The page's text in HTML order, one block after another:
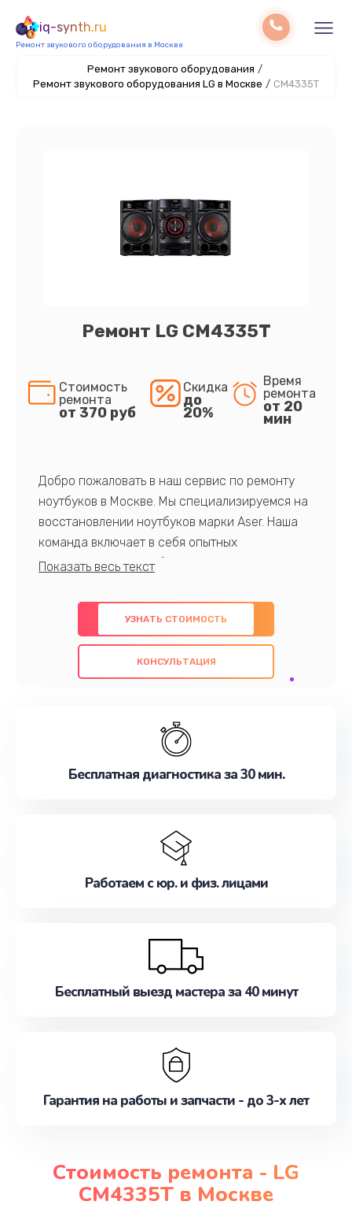
iq-synth.ru
Ремонт звукового оборудования в Москве
Ремонт звукового оборудования /
Ремонт звукового оборудования LG в Москве / CM4335T
Ремонт LG CM4335T
Стоимость
ремонта
от 370 руб
Скидка
до
20%
Время
ремонта
от 20
мин
Добро пожаловать в наш сервис по ремонту
ноутбуков в Москве. Мы специализируемся на
восстановлении ноутбуков марки Aser. Наша
команда включает в себя опытных
профессионалов с обширными знаниями и
предлагаем быстрый и качественный ремонт с
использованием оригинальных компонентов, а
также гарантируем качество всех
проведенных работ. Наша цель - предоставить
наилучшим образом. Не медлите записаться на
УЗНАТЬ СТОИМОСТЬ
КОНСУЛЬТАЦИЯ
Бесплатная диагностика за 30 мин.
Работаем с юр. и физ. лицами
Бесплатный выезд мастера за 40 минут
Гарантия на работы и запчасти - до 3-х лет
Стоимость ремонта - LG
CM4335T в Москве